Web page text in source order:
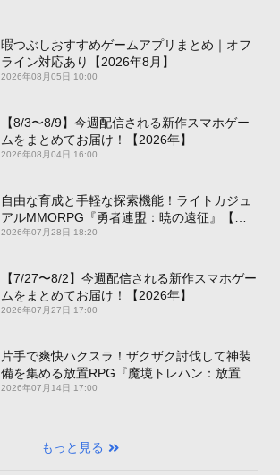
暇つぶしおすすめゲームアプリまとめ｜オフ
ライン対応あり【2026年8月】
2026年08月05日 10:00
【8/3〜8/9】今週配信される新作スマホゲー
ムをまとめてお届け！【2026年】
2026年08月04日 16:00
自由な育成と手軽な探索機能！ライトカジュ
アルMMORPG『勇者連盟：暁の遠征』【最
新作PICKUP】
2026年07月28日 18:20
【7/27〜8/2】今週配信される新作スマホゲー
ムをまとめてお届け！【2026年】
2026年07月27日 17:00
片手で爽快ハクスラ！ザクザク討伐して神装
備を集める放置RPG『魔境トレハン：放置で
神装備』【最新作PICKUP】
2026年07月14日 17:00
もっと見る